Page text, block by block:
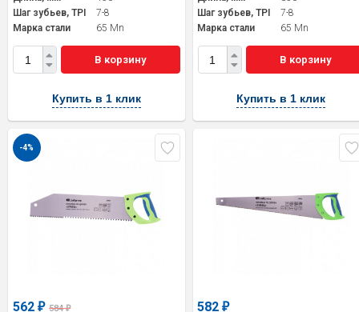
Шаг зубьев, TPI
7-8
Марка стали
65 Mn
В корзину
Купить в 1 клик
Шаг зубьев, TPI
7-8
Марка стали
65 Mn
В корзину
Купить в 1 клик
-4%
562 ₽ 584₽ 582₽